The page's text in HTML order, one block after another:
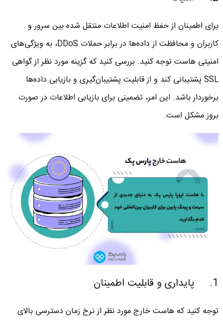
برای اطمینان از حفظ امنیت اطلاعات منتقل شده بین سرور و
کاربران و محافظت از داده‌ها در برابر حملات DDoS، به ویژگی‌های
امنیتی هاست توجه کنید. بررسی کنید که گزینه مورد نظر از گواهی
SSL پشتیبانی کند و از قابلیت پشتیبان‌گیری و بازیابی داده‌ها
برخوردار باشد. این امر، تضمینی برای بازیابی اطلاعات در صورت
بروز مشکل است.
1. پایداری و قابلیت اطمینان
توجه کنید که هاست خارج مورد نظر از نرخ زمان دسترسی بالای